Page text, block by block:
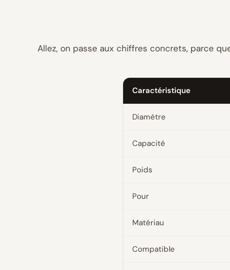
Allez, on passe aux chiffres concrets, parce
Caractéristique
Diamètre
Capacité
Poids
Pour
Matériau
Compatible